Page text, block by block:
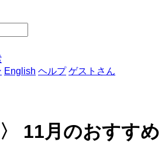
English ヘルプ ゲストさん
11月のおすすめ